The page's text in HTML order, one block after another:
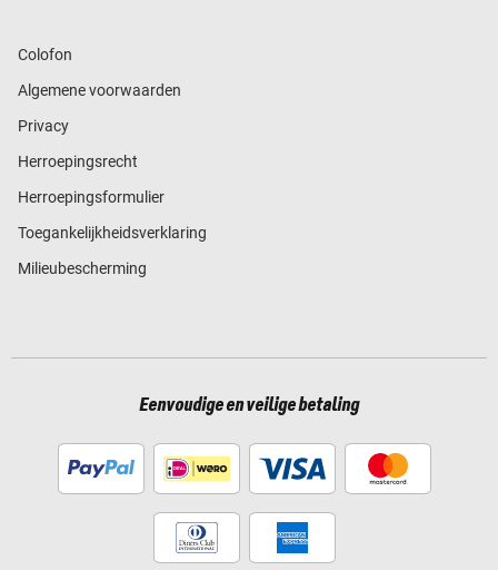
Colofon
Algemene voorwaarden
Privacy
Herroepingsrecht
Herroepingsformulier
Toegankelijkheidsverklaring
Milieubescherming
Eenvoudige en veilige betaling